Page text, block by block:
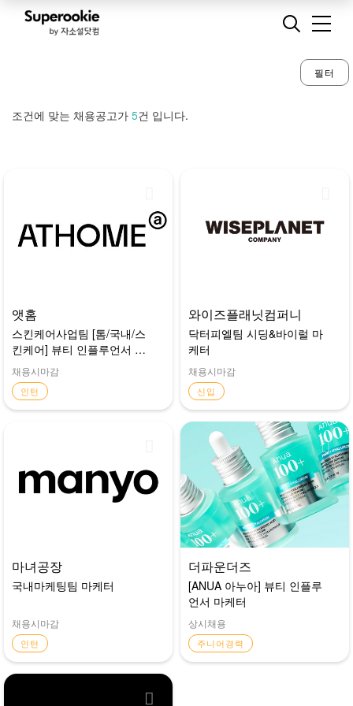
필터
조건에 맞는 채용공고가 5건 입니다.
앳홈
스킨케어사업팀 [톰/국내/스
킨케어] 뷰티 인플루언서 마
케팅 체험형 인턴
채용시마감
인턴
와이즈플래닛컴퍼니
닥터피엘팀 시딩&바이럴 마
케터
채용시마감
신입
마녀공장
국내마케팅팀 마케터
채용시마감
인턴
더파운더즈
[ANUA 아누아] 뷰티 인플루
언서 마케터
상시채용
주니어경력